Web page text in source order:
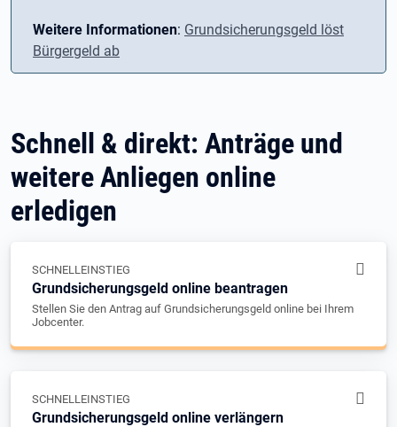
Weitere Informationen: Grundsicherungsgeld löst
Bürgergeld ab
Schnell & direkt: Anträge und
weitere Anliegen online
erledigen
SCHNELLEINSTIEG
Grundsicherungsgeld online beantragen
Stellen Sie den Antrag auf Grundsicherungsgeld online bei Ihrem
Jobcenter.
SCHNELLEINSTIEG
Grundsicherungsgeld online verlängern